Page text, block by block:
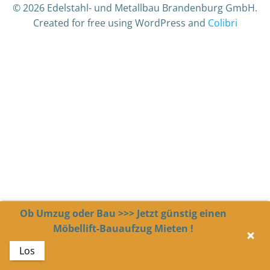
© 2026 Edelstahl- und Metallbau Brandenburg GmbH.
Created for free using WordPress and Colibri
Ob Umzug oder Bau >>> Jetzt günstig einen
Möbellift-Bauaufzug Mieten !
Los